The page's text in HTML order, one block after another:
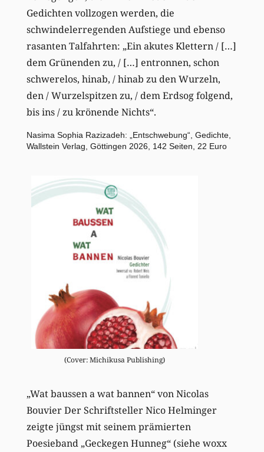
Gedichten vollzogen werden, die
schwindelerregenden Aufstiege und ebenso
rasanten Talfahrten: „Ein akutes Klettern / […]
dem Grünenden zu, / […] entronnen, schon
schwerelos, hinab, / hinab zu den Wurzeln,
den / Wurzelspitzen zu, / dem Erdsog folgend,
bis ins / zu krönende Nichts“.
Nasima Sophia Razizadeh: „Entschwebung“, Gedichte,
Wallstein Verlag, Göttingen 2026, 142 Seiten, 22 Euro
(Cover: Michikusa Publishing)
„Wat baussen a wat bannen“ von Nicolas
Bouvier Der Schriftsteller Nico Helminger
zeigte jüngst mit seinem prämierten
Poesieband „Geckegen Hunneg“ (siehe woxx